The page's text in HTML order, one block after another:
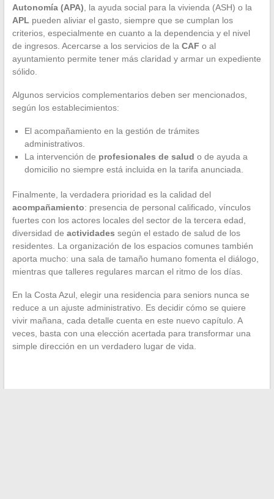
Autonomía (APA) , la ayuda social para la vivienda (ASH) o la
APL pueden aliviar el gasto, siempre que se cumplan los
criterios, especialmente en cuanto a la dependencia y el nivel
de ingresos. Acercarse a los servicios de la CAF o al
ayuntamiento permite tener más claridad y armar un expediente
sólido.
Algunos servicios complementarios deben ser mencionados,
según los establecimientos:
El acompañamiento en la gestión de trámites
administrativos.
La intervención de profesionales de salud o de ayuda a
domicilio no siempre está incluida en la tarifa anunciada.
Finalmente, la verdadera prioridad es la calidad del
acompañamiento: presencia de personal calificado, vínculos
fuertes con los actores locales del sector de la tercera edad,
diversidad de actividades según el estado de salud de los
residentes. La organización de los espacios comunes también
aporta mucho: una sala de tamaño humano fomenta el diálogo,
mientras que talleres regulares marcan el ritmo de los días.
En la Costa Azul, elegir una residencia para seniors nunca se
reduce a un ajuste administrativo. Es decidir cómo se quiere
vivir mañana, cada detalle cuenta en este nuevo capítulo. A
veces, basta con una elección acertada para transformar una
simple dirección en un verdadero lugar de vida.